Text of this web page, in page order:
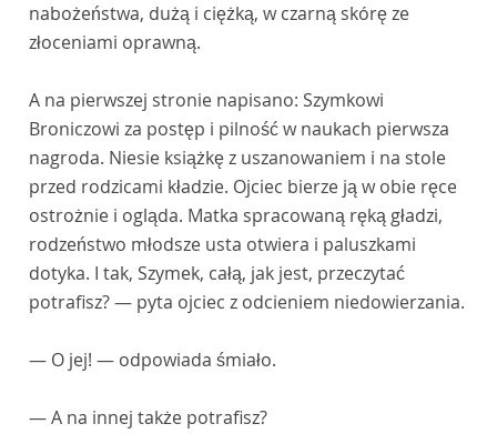
nabożeństwa, dużą i ciężką, w czarną skórę ze
złoceniami oprawną.
A na pierwszej stronie napisano: Szymkowi
Broniczowi za postęp i pilność w naukach pierwsza
nagroda. Niesie książkę z uszanowaniem i na stole
przed rodzicami kładzie. Ojciec bierze ją w obie ręce
ostrożnie i ogląda. Matka spracowaną ręką gładzi,
rodzeństwo młodsze usta otwiera i paluszkami
dotyka. I tak, Szymek, całą, jak jest, przeczytać
potrafisz? — pyta ojciec z odcieniem niedowierzania.
— O jej! — odpowiada śmiało.
— A na innej także potrafisz?